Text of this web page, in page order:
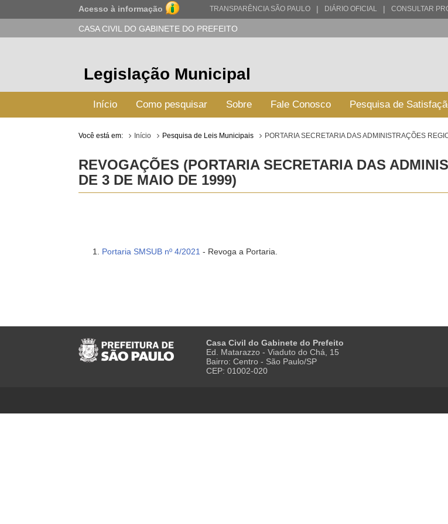
Acesso à informação TRANSPARÊNCIA SÃO PAULO | DIÁRIO OFICIAL | CONSULTAR
CASA CIVIL DO GABINETE DO PREFEITO
Legislação Municipal
Início Como pesquisar Sobre Fale Conosco Pesquisa de
Você está em: Início Pesquisa de Leis Municipais PORTARIA SECRETARIA DAS ADMINISTRAÇÕES
REVOGAÇÕES (PORTARIA SECRETARIA DAS
DE 3 DE MAIO DE 1999)
Portaria SMSUB nº 4/2021 - Revoga a Portaria.
Casa Civil do Gabinete do Prefeito
Ed. Matarazzo - Viaduto do Chá, 15
Bairro: Centro - São Paulo/SP
CEP: 01002-020